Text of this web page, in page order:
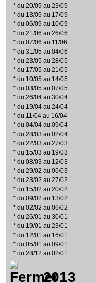
* du 20/09 au 23/09
* du 13/09 au 17/09
* du 06/09 au 10/09
* du 21/06 au 26/06
* du 07/06 au 11/06
* du 31/05 au 04/06
* du 23/05 au 28/05
* du 17/05 au 21/05
* du 10/05 au 14/05
* du 03/05 au 07/05
* du 26/04 au 30/04
* du 19/04 au 24/04
* du 11/04 au 16/04
* du 04/04 au 09/04
* du 28/03 au 02/04
* du 22/03 au 27/03
* du 15/03 au 19/03
* du 08/03 au 12/03
* du 29/02 au 06/03
* du 23/02 au 27/02
* du 15/02 au 20/02
* du 09/02 au 13/02
* du 02/02 au 06/02
* du 26/01 au 30/01
* du 19/01 au 23/01
* du 12/01 au 16/01
* du 05/01 au 09/01
* du 28/12 au 02/01
2013